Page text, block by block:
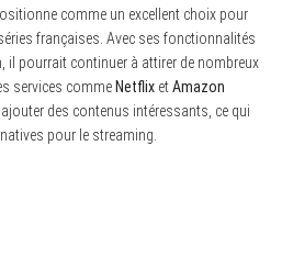
comme un excellent choix pour
françaises. Avec ses fonctionnalités
il pourrait continuer à attirer de nombreux
services comme NetflixetAmazon
des contenus intéressants, ce qui
pour le streaming.